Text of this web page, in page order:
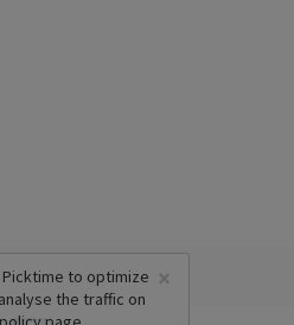
×
to optimize
the traffic on